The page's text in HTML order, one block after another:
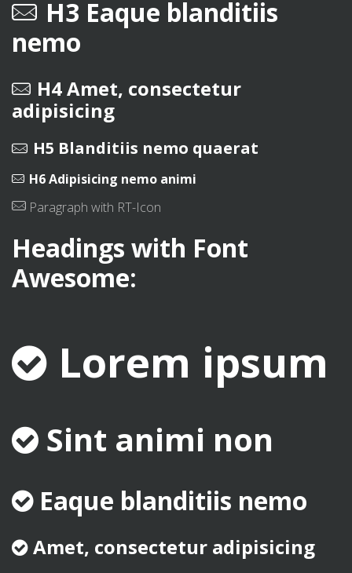
H3 Eaque blanditiis
nemo
H4 Amet, consectetur
adipisicing
H5 Blanditiis nemo quaerat
H6 Adipisicing nemo animi
Paragraph with RT-Icon
Headings with Font
Awesome:
Lorem ipsum
Sint animi non
Eaque blanditiis nemo
Amet, consectetur adipisicing